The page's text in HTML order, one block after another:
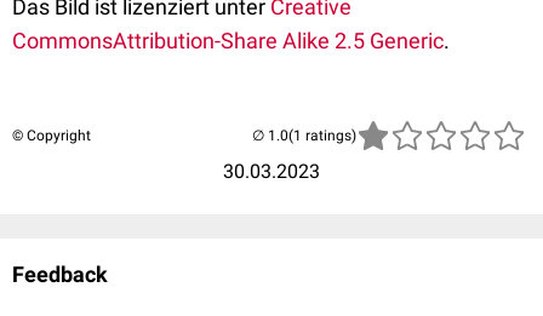
Das Bild ist lizenziert unter Creative
CommonsAttribution-Share Alike 2.5 Generic.
© Copyright
30.03.2023
(1 ratings)
Feedback